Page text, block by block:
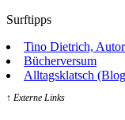
Surftipps
Tino Dietrich, Autor
Bücherversum
Alltagsklatsch
↑ Externe Links